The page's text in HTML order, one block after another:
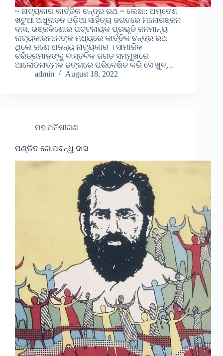
~ ନାଟ୍ୟକାର କାର୍ତ୍ତିକ ଚନ୍ଦ୍ର ରଥ ~ ଲେଖା: ଅମୃତେଶ
ଖଟୁଆ ଅଧୁନାତନ ଓଡ଼ିଆ ସାହିତ୍ୟ ଜଗତରେ ମନୋରଞ୍ଜନ
ଦାସ, ଭଞ୍ଜକିଶୋର ପଟ୍ଟନାୟକ ପ୍ରଭୃତି ଜନମାନ୍ୟ
ନାଟ୍ୟକାରମାନଙ୍କ ମଧ୍ୟରେ କାର୍ତ୍ତିକ ଚନ୍ଦ୍ର ରଥ
ଥିଲେ ଜଣେ ଅନନ୍ୟ ନାଟ୍ୟକାର । ସାମାଜିକ
ଚରିତ୍ରମାନଙ୍କୁ ବାସ୍ତବିକ ଜଗତ ସମ୍ମୁଖରେ
ଆଲୋଡନାତ୍ମକ ଢଙ୍ଗରେ ପରିବେଷିତ କରି ସେ ଖୁବ୍…
admin
August 18, 2022
ମହାମନିଷୀଗଣ
ପଣ୍ଡିତ ଗୋପବନ୍ଧୁ ଦାସ